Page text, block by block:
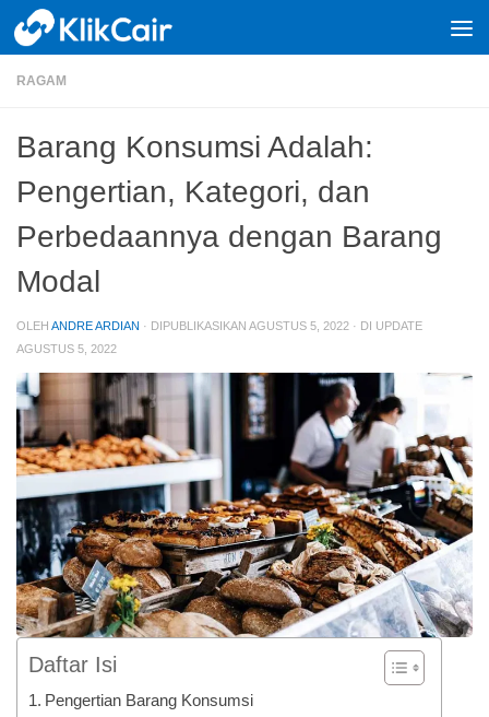
Skip to content
RAGAM
Barang Konsumsi Adalah:
Pengertian, Kategori, dan
Perbedaannya dengan Barang
Modal
OLEH ANDRE ARDIAN · DIPUBLIKASIKAN AGUSTUS 5, 2022 · DI UPDATE
AGUSTUS 5, 2022
Daftar Isi
Pengertian Barang Konsumsi